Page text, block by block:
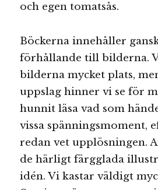
och egen tomatsås.
Böckerna innehåller
förhållande till bilderna.
bilderna mycket plats,
uppslag hinner vi se för
hunnit läsa vad som
vissa spänningsmoment,
redan vet upplösningen.
de härligt färgglada
idén. Vi kastar väldigt